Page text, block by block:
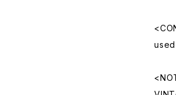
used